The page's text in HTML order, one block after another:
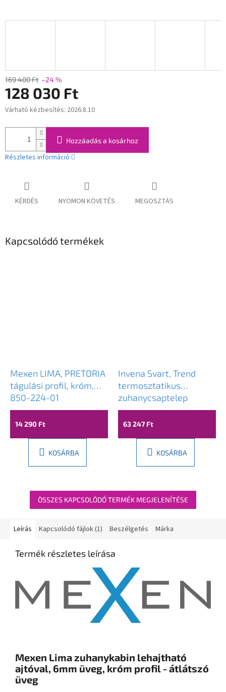
169 400 Ft –24 %
128 030 Ft
Egységár:
Várható kézbesítés: 2026.8.10
Hozzáadás a kosárhoz
Részletes információ
KÉRDÉS NYOMON KÖVETÉS MEGOSZTÁS
Kapcsolódó termékek
Mexen LIMA, PRETORIA
tágulási profil, króm,
850-224-01
14 290 Ft
KOSÁRBA
Invena Svart, Trend
termosztatikus
zuhanycsaptelep
zuhanygarnitúrával
Svart 25x25 cm, króm,
63 247 Ft
KOSÁRBA
ÖSSZES KAPCSOLÓDÓ TERMÉK MEGJELENÍTÉSE
Leírás Kapcsolódó fájlok (1) Beszélgetés Márka
Termék részletes leírása
Mexen Lima zuhanykabin lehajtható
ajtóval, 6mm üveg, króm profil - átlátszó
üveg